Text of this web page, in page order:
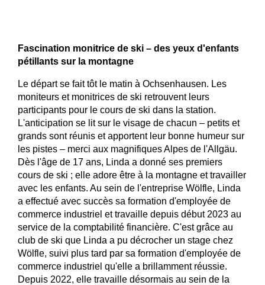
Fascination monitrice de ski – des yeux d'enfants
pétillants sur la montagne
Le départ se fait tôt le matin à Ochsenhausen. Les
moniteurs et monitrices de ski retrouvent leurs
participants pour le cours de ski dans la station.
L'anticipation se lit sur le visage de chacun – petits et
grands sont réunis et apportent leur bonne humeur sur
les pistes – merci aux magnifiques Alpes de l'Allgäu.
Dès l'âge de 17 ans, Linda a donné ses premiers
cours de ski ; elle adore être à la montagne et travailler
avec les enfants. Au sein de l'entreprise Wölfle, Linda
a effectué avec succès sa formation d'employée de
commerce industriel et travaille depuis début 2023 au
service de la comptabilité financière. C'est grâce au
club de ski que Linda a pu décrocher un stage chez
Wölfle, suivi plus tard par sa formation d'employée de
commerce industriel qu'elle a brillamment réussie.
Depuis 2022, elle travaille désormais au sein de la